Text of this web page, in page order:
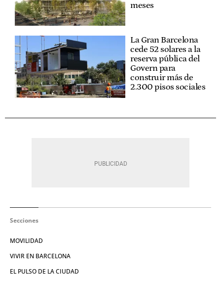
meses
La Gran Barcelona
cede 52 solares a la
reserva pública del
Govern para
construir más de
2.300 pisos sociales
Secciones
MOVILIDAD
VIVIR EN BARCELONA
EL PULSO DE LA CIUDAD